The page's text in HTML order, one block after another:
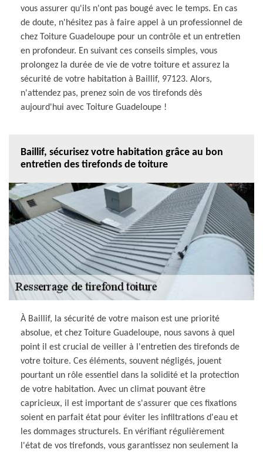
vous assurer qu'ils n'ont pas bougé avec le temps. En cas
de doute, n'hésitez pas à faire appel à un professionnel de
chez Toiture Guadeloupe pour un contrôle et un entretien
en profondeur. En suivant ces conseils simples, vous
prolongez la durée de vie de votre toiture et assurez la
sécurité de votre habitation à Baillif, 97123. Alors,
n'attendez pas, prenez soin de vos tirefonds dès
aujourd'hui avec Toiture Guadeloupe !
Baillif, sécurisez votre habitation grâce au bon
entretien des tirefonds de toiture
À Baillif, la sécurité de votre maison est une priorité
absolue, et chez Toiture Guadeloupe, nous savons à quel
point il est crucial de veiller à l'entretien des tirefonds de
votre toiture. Ces éléments, souvent négligés, jouent
pourtant un rôle essentiel dans la solidité et la protection
de votre habitation. Avec un climat pouvant être
capricieux, il est important de s'assurer que ces fixations
soient en parfait état pour éviter les infiltrations d'eau et
les dommages structurels. En vérifiant régulièrement
l'état de vos tirefonds, vous garantissez non seulement la